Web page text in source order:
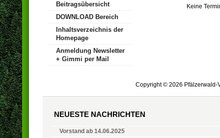
Keine
Beitragsübersicht
DOWNLOAD Bereich
Inhaltsverzeichnis der
Homepage
Anmeldung Newsletter
+ Gimmi per Mail
Copyright © 2026 Pfälzerwald-
NEUESTE NACHRICHTEN
Vorstand ab 14.06.2025